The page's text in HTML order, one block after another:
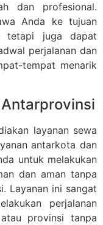
dan profesional.
Anda ke tujuan
tetapi juga dapat
perjalanan dan
tempat menarik
layanan sewa
antarkota dan
untuk melakukan
dan aman tanpa
Layanan ini sangat
perjalanan
provinsi tanpa